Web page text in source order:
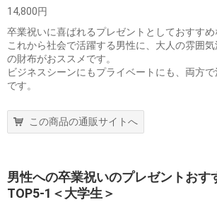
14,800円
卒業祝いに喜ばれるプレゼントとしておすすめ
これから社会で活躍する男性に、大人の雰囲
の財布がおススメです。
ビジネスシーンにもプライベートにも、両方
です。
この商品の通販サイトへ
男性への卒業祝いのプレゼントおす
TOP5-1＜大学生＞